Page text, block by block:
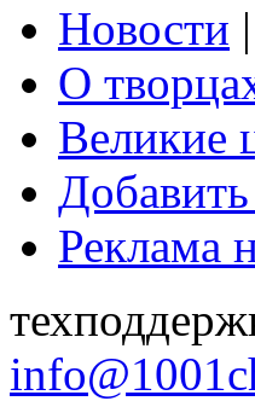
Новости |
О
Великие
Реклама